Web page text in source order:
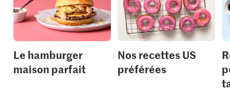
Le hamburger
maison parfait
Nos recettes US
préférées